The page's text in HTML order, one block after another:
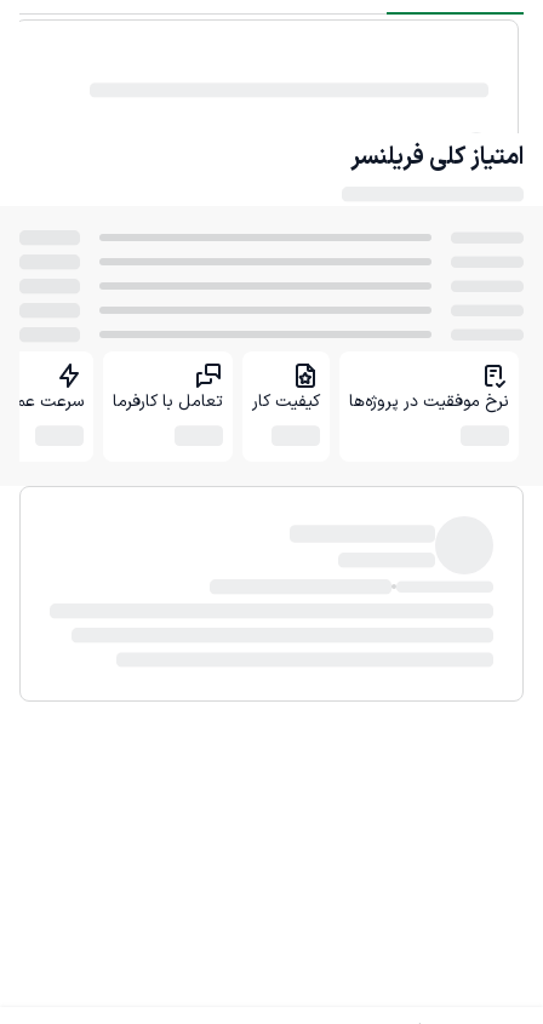
امتیاز کلی فریلنسر
نرخ موفقیت در پروژه‌ها کیفیت کار تعامل با کارفرما سرعت عمل